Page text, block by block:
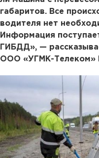
габаритов. Все
водителя нет
Информация
ГИБДД», —
ООО «УГМК-Телеком»